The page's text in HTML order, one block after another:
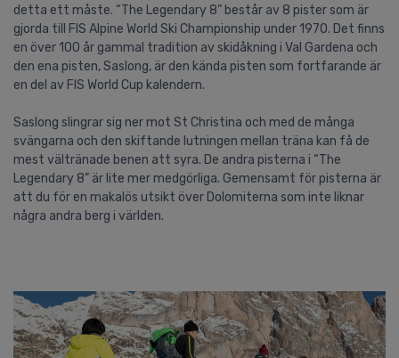
detta ett måste. “The Legendary 8” består av 8 pister som är
gjorda till FIS Alpine World Ski Championship under 1970. Det finns
en över 100 år gammal tradition av skidåkning i Val Gardena och
den ena pisten, Saslong, är den kända pisten som fortfarande är
en del av FIS World Cup kalendern.
Saslong slingrar sig ner mot St Christina och med de många
svängarna och den skiftande lutningen mellan träna kan få de
mest vältränade benen att syra. De andra pisterna i “The
Legendary 8” är lite mer medgörliga. Gemensamt för pisterna är
att du för en makalös utsikt över Dolomiterna som inte liknar
några andra berg i världen.